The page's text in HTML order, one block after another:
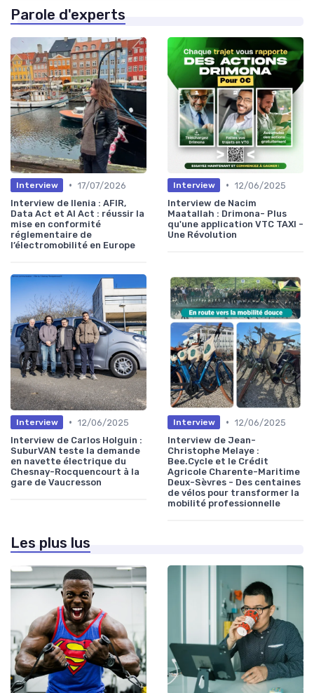
Parole d'experts
Interview • 17/07/2026
Interview de Ilenia : AFIR,
Data Act et AI Act : réussir la
mise en conformité
réglementaire de
l’électromobilité en Europe
Interview • 12/06/2025
Interview de Nacim
Maatallah : Drimona- Plus
qu'une application VTC TAXI -
Une Révolution
Interview • 12/06/2025
Interview de Carlos Holguin :
SuburVAN teste la demande
en navette électrique du
Chesnay-Rocquencourt à la
gare de Vaucresson
Interview • 12/06/2025
Interview de Jean-
Christophe Melaye :
Bee.Cycle et le Crédit
Agricole Charente-Maritime
Deux-Sèvres - Des centaines
de vélos pour transformer la
mobilité professionnelle
Les plus lus